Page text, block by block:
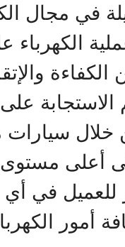
في مجال
الكهرباء
الاستجابة على
خلال سيارات
أعلى مستوى
للعميل في
أمور